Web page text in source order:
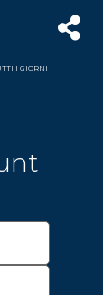
I GIORNI